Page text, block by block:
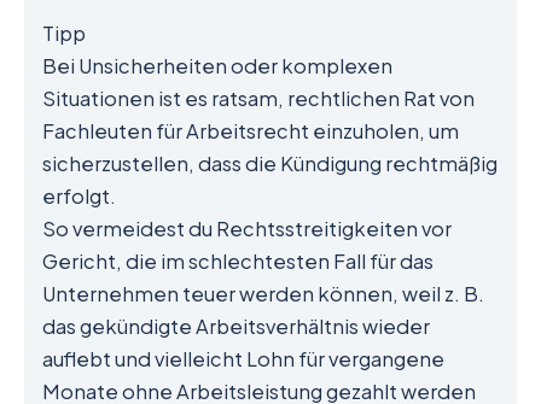
Tipp
Bei Unsicherheiten oder komplexen
Situationen ist es ratsam, rechtlichen Rat von
Fachleuten für Arbeitsrecht einzuholen, um
sicherzustellen, dass die Kündigung rechtmäßig
erfolgt.
So vermeidest du Rechtsstreitigkeiten vor
Gericht, die im schlechtesten Fall für das
Unternehmen teuer werden können, weil z. B.
das gekündigte Arbeitsverhältnis wieder
auflebt und vielleicht Lohn für vergangene
Monate ohne Arbeitsleistung gezahlt werden